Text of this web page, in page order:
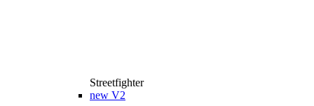
Streetfighter
new V2